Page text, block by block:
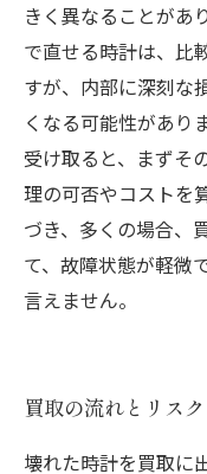
きく異なることがあ
で直せる時計は、比
すが、内部に深刻な
くなる可能性があり
受け取ると、まずそ
理の可否やコストを
づき、多くの場合、
て、故障状態が軽微
言えません。
買取の流れとリスク
壊れた時計を買取に